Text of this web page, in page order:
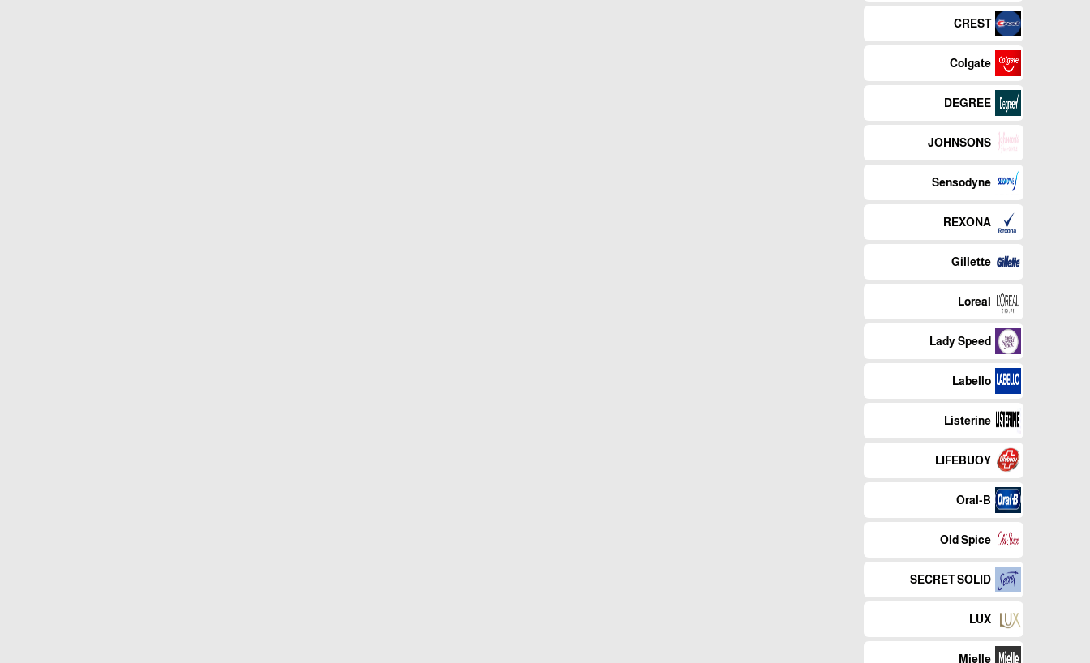
CREST
Colgate
DEGREE
JOHNSONS
Sensodyne
REXONA
Gillette
Loreal
Lady Speed
Labello
Listerine
LIFEBUOY
Oral-B
Old Spice
SECRET SOLID
LUX
Mielle